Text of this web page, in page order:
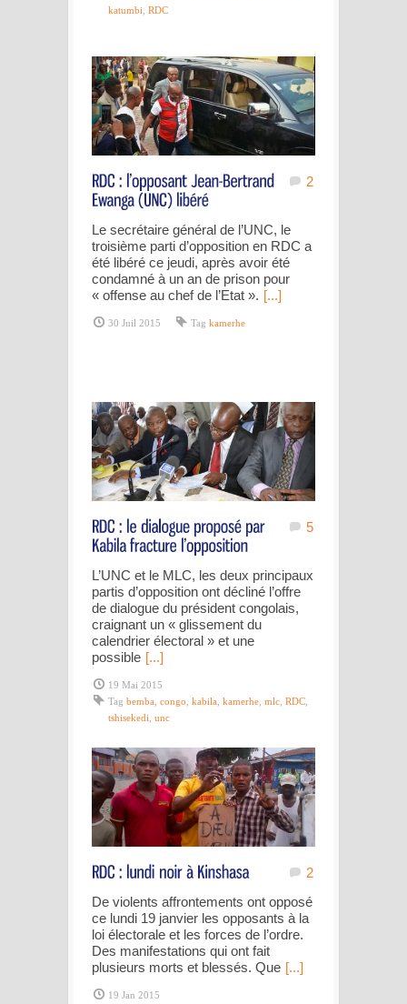
katumbi RDC
2
Le secrétaire général de l’UNC, le
troisième parti d’opposition en RDC a
été libéré ce jeudi, après avoir été
condamné à un an de prison pour
« offense au chef de l’Etat ». [...]
30 Juil 2015 Tag kamerhe
5
L’UNC et le MLC, les deux principaux
partis d’opposition ont décliné l’offre
de dialogue du président congolais,
craignant un « glissement du
calendrier électoral » et une
possible [...]
19 Mai 2015
Tag bemba congo kabila kamerhe mlc RDC
tshisekedi unc
2
De violents affrontements ont opposé
ce lundi 19 janvier les opposants à la
loi électorale et les forces de l’ordre.
Des manifestations qui ont fait
plusieurs morts et blessés. Que [...]
19 Jan 2015